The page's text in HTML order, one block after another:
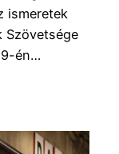
ismeretek
Szövetsége
én…